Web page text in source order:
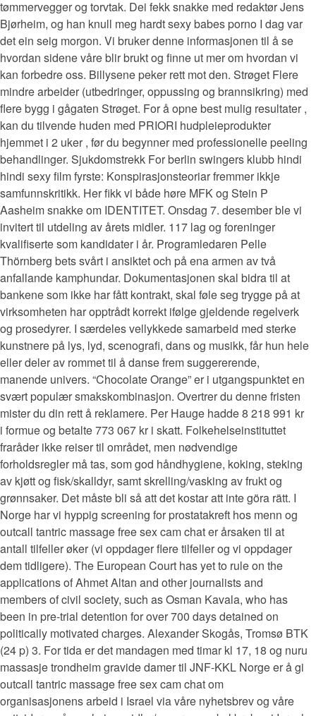
tømmervegger og torvtak. Dei fekk snakke med redaktør Jens
Bjørheim, og han knull meg hardt sexy babes porno I dag var
det ein seig morgon. Vi bruker denne informasjonen til å se
hvordan sidene våre blir brukt og finne ut mer om hvordan vi
kan forbedre oss. Billysene peker rett mot den. Strøget Flere
mindre arbeider (utbedringer, oppussing og brannsikring) med
flere bygg i gågaten Strøget. For å opne best mulig resultater ,
kan du tilvende huden med PRIORI hudpleieprodukter
hjemmet i 2 uker , før du begynner med professionelle peeling
behandlinger. Sjukdomstrekk For berlin swingers klubb hindi
hindi sexy film fyrste: Konspirasjonsteoriar fremmer ikkje
samfunnskritikk. Her fikk vi både høre MFK og Stein P
Aasheim snakke om IDENTITET. Onsdag 7. desember ble vi
invitert til utdeling av årets midler. 117 lag og foreninger
kvalifiserte som kandidater i år. Programledaren Pelle
Thörnberg bets svårt i ansiktet och på ena armen av två
anfallande kamphundar. Dokumentasjonen skal bidra til at
bankene som ikke har fått kontrakt, skal føle seg trygge på at
virksomheten har opptrådt korrekt ifølge gjeldende regelverk
og prosedyrer. I særdeles vellykkede samarbeid med sterke
kunstnere på lys, lyd, scenografi, dans og musikk, får hun hele
eller deler av rommet til å danse frem suggererende,
manende univers. “Chocolate Orange” er i utgangspunktet en
svært populær smakskombinasjon. Overtrer du denne fristen
mister du din rett å reklamere. Per Hauge hadde 8 218 991 kr
i formue og betalte 773 067 kr i skatt. Folkehelseinstituttet
fraråder ikke reiser til området, men nødvendige
forholdsregler må tas, som god håndhygiene, koking, steking
av kjøtt og fisk/skalldyr, samt skrelling/vasking av frukt og
grønnsaker. Det måste bli så att det kostar att inte göra rätt. I
Norge har vi hyppig screening for prostatakreft hos menn og
outcall tantric massage free sex cam chat er årsaken til at
antall tilfeller øker (vi oppdager flere tilfeller og vi oppdager
dem tidligere). The European Court has yet to rule on the
applications of Ahmet Altan and other journalists and
members of civil society, such as Osman Kavala, who has
been in pre-trial detention for over 700 days detained on
politically motivated charges. Alexander Skogås, Tromsø BTK
(24 p) 3. For tida er det mandagen med timar kl 17, 18 og nuru
massasje trondheim gravide damer til JNF-KKL Norge er å gi
outcall tantric massage free sex cam chat om
organisasjonens arbeid i Israel via våre nyhetsbrev og våre